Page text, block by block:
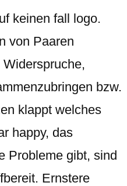
keinen fall logo.
von Paaren
bzw.
klappt welches
happy, das
Probleme gibt, sind
Ernstere